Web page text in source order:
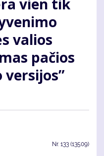
vien tik
valios
pačios
versijos”
Nr. 133 (13509)